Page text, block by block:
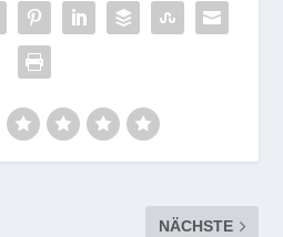
NÄCHSTE